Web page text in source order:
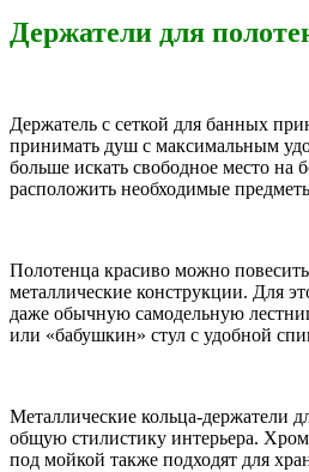
Держатели для
Держатель с сеткой для банных
принимать душ с максимальным
больше искать свободное место на
расположить необходимые
Полотенца красиво можно
металлические конструкции. Для
даже обычную самодельную
или «бабушкин» стул с удобной
Металлические кольца-держатели
общую стилистику интерьера.
под мойкой также подходят для